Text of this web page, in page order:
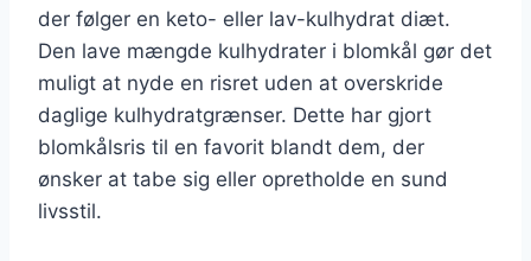
der følger en keto- eller lav-kulhydrat diæt.
Den lave mængde kulhydrater i blomkål gør det
muligt at nyde en risret uden at overskride
daglige kulhydratgrænser. Dette har gjort
blomkålsris til en favorit blandt dem, der
ønsker at tabe sig eller opretholde en sund
livsstil.